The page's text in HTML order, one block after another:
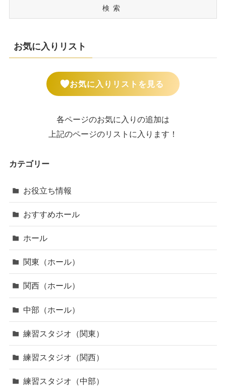
検索
お気に入りリスト
お気に入りリストを見る
各ページのお気に入りの追加は
上記のページのリストに入ります！
カテゴリー
お役立ち情報
おすすめホール
ホール
関東（ホール）
関西（ホール）
中部（ホール）
練習スタジオ（関東）
練習スタジオ（関西）
練習スタジオ（中部）